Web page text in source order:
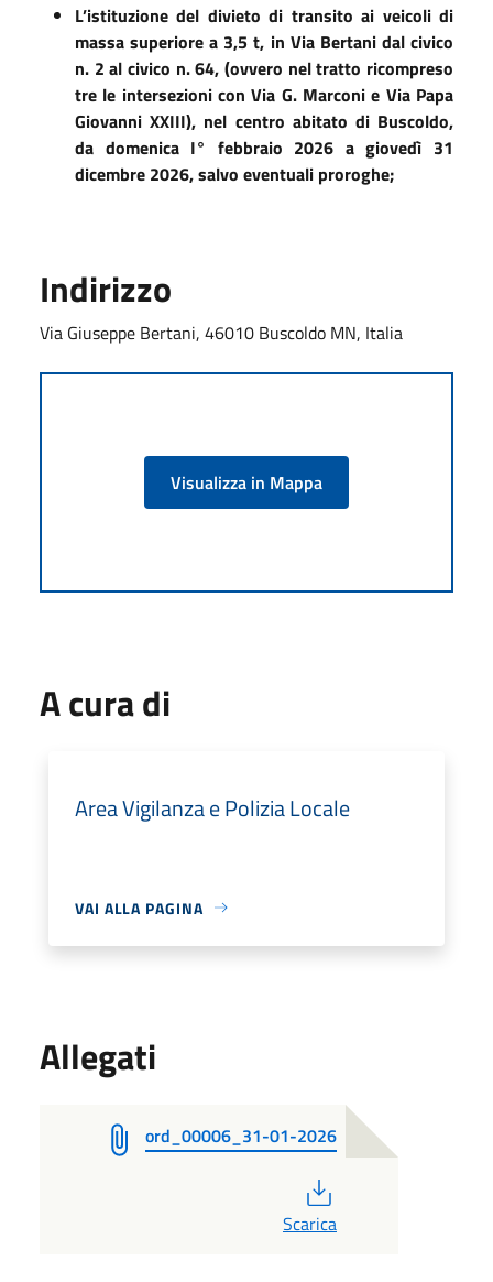
L’istituzione del divieto di transito ai veicoli di
massa superiore a 3,5 t, in Via Bertani dal civico
n. 2 al civico n. 64, (ovvero nel tratto ricompreso
tre le intersezioni con Via G. Marconi e Via Papa
Giovanni XXIII), nel centro abitato di Buscoldo,
da domenica I° febbraio 2026 a giovedì 31
dicembre 2026, salvo eventuali proroghe;
Indirizzo
Via Giuseppe Bertani, 46010 Buscoldo MN, Italia
Visualizza in Mappa
A cura di
Area Vigilanza e Polizia Locale
VAI ALLA PAGINA
Allegati
ord_00006_31-01-2026
Scarica